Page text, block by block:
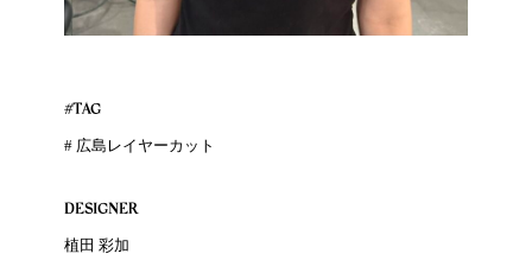
#TAG
# 広島レイヤーカット
DESIGNER
植田 彩加